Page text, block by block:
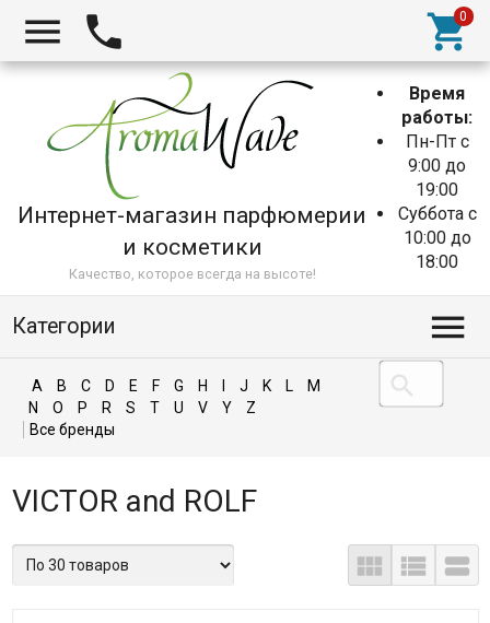
Интернет-магазин парфюмерии
и косметики
Качество, которое всегда на высоте!
Время
работы:
Пн-Пт с
9:00 до
19:00
Суббота с
10:00 до
18:00
Категории
A B C D E F G H J K L
M
N
O P R S T U V Y Z
VICTOR and ROLF